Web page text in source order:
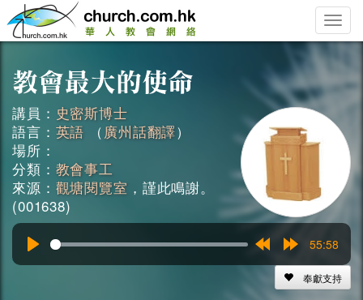
Toggle
講員： 史密斯博士
語言： 英語 （ 廣州話翻譯）
場所：
分類： 教會事工
來源： 觀塘閱覽室 ，謹此鳴謝。
(001638)
15s
55:58
奉獻支持